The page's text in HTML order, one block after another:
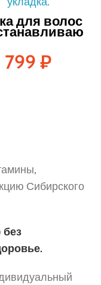
для волос
799 ₽
Сибирского
без